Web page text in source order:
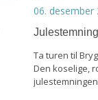
06. desember
Ta turen til
Den koselige,